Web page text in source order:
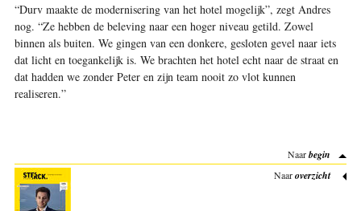
“Durv maakte de modernisering van het hotel mogelijk”, zegt Andres
nog. “Ze hebben de beleving naar een hoger niveau getild. Zowel
binnen als buiten. We gingen van een donkere, gesloten gevel naar iets
dat licht en toegankelijk is. We brachten het hotel echt naar de straat en
dat hadden we zonder Peter en zijn team nooit zo vlot kunnen
realiseren.”
Naarbegin
Naaroverzicht